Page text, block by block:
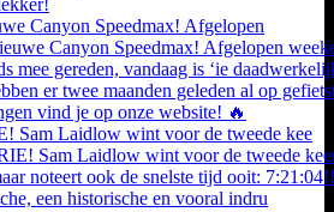
Canyon Speedmax! Afgelopen
Sam Laidlow wint voor de tweede kee
een historische en vooral indru